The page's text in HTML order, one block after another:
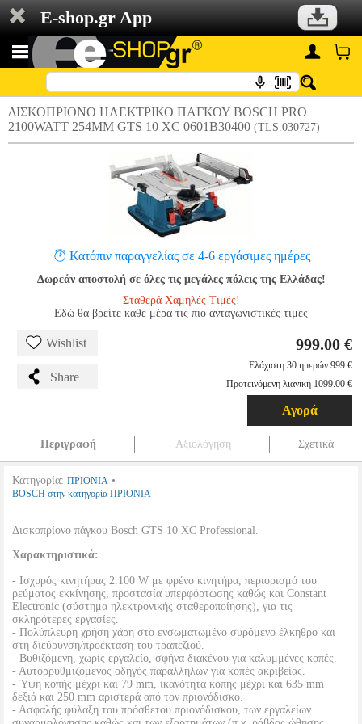
E-shop.gr App
ΔΙΣΚΟΠΡΙΟΝΟ ΗΛΕΚΤΡΙΚΟ ΠΑΓΚΟΥ BOSCH PRO
2100WATT 254MM GTS 10 XC 0601B30400 (TLS.030727)
Κατόπιν παραγγελίας σε 4-6 εργάσιμες ημέρες
Δωρεάν αποστολή σε όλες τις μεγάλες πόλεις της Ελλάδας!
Σταθερά Χαμηλές Τιμές!
Εδώ θα βρείτε κάθε μέρα τις πιο ανταγωνιστικές τιμές
Wishlist
Share
999.00 €
Ελάχιστη 30 ημερών 999 €
Προτεινόμενη λιανική 1099.00 €
Αγορά
Περιγραφή Αξιολόγηση Σχετικά
Κατηγορία: ΠΡΙΟΝΙΑ •
BOSCH στην κατηγορία ΠΡΙΟΝΙΑ
Δισκοπρίονο πάγκου Bosch GTS 10 XC Professional.
Χαρακτηριστικά:
- Ισχυρός κινητήρας 2.100 W με φρένο κινητήρα, περιορισμό του
ρεύματος εκκίνησης, προστασία υπερφόρτωσης καθώς και Constant
Electronic (σύστημα ηλεκτρονικής σταθεροποίησης), για τις
σκληρότερες εργασίες.
- Πολύπλευρη χρήση χάρη στο ενσωματωμένο συρόμενο έλκηθρο και
στη διεύρυνση/προέκταση του τραπεζιού.
- Βυθιζόμενη, χωρίς εργαλείο, σφήνα διακένου για καλυμμένες κοπές.
- Αυτορρυθμιζόμενος οδηγός παραλλήλων για κοπές ακριβείας.
- Ύψη κοπής μέχρι και 79 mm, ικανότητα κοπής μέχρι και 635 mm
δεξιά και 250 mm αριστερά από τον πριονόδισκο.
- Ασφαλής φύλαξη του πρόσθετου πριονόδισκου, των εργαλείων